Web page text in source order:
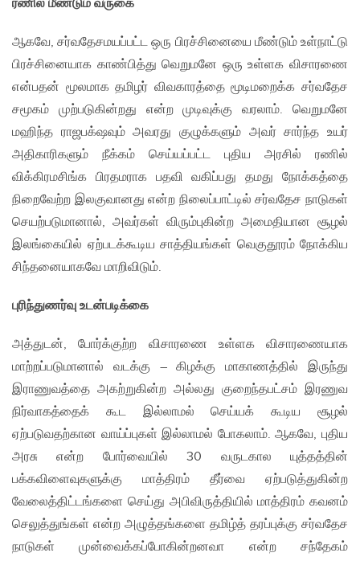
ரணில் மீண்டும் வருகை
ஆகவே, சர்வதேசமயப்பட்ட ஒரு பிரச்சினையை மீண்டும் உள்நாட்டு
பிரச்சினையாக காண்பித்து வெறுமனே ஒரு உள்ளக விசாரணை
என்பதன் மூலமாக தமிழர் விவகாரத்தை மூடிமறைக்க சர்வதேச
சமூகம் முற்படுகின்றது என்ற முடிவுக்கு வரலாம். வெறுமனே
மஹிந்த ராஜபக்‌ஷவும் அவரது குழுக்களும் அவர் சார்ந்த உயர்
அதிகாரிகளும் நீக்கம் செய்யப்பட்ட புதிய அரசில் ரணில்
விக்கிரமசிங்க பிரதமராக பதவி வகிப்பது தமது நோக்கத்தை
நிறைவேற்ற இலகுவானது என்ற நிலைப்பாட்டில் சர்வதேச நாடுகள்
செயற்படுமானால், அவர்கள் விரும்புகின்ற அமைதியான சூழல்
இலங்கையில் ஏற்படக்கூடிய சாத்தியங்கள் வெகுதூரம் நோக்கிய
சிந்தனையாகவே மாறிவிடும்.
புரிந்துணர்வு உடன்படிக்கை
அத்துடன், போர்க்குற்ற விசாரணை உள்ளக விசாரணையாக
மாற்றப்படுமானால் வடக்கு – கிழக்கு மாகாணத்தில் இருந்து
இராணுவத்தை அகற்றுகின்ற அல்லது குறைந்தபட்சம் இரணுவ
நிர்வாகத்தைக் கூட இல்லாமல் செய்யக் கூடிய சூழல்
ஏற்படுவதற்கான வாய்ப்புகள் இல்லாமல் போகலாம். ஆகவே, புதிய
அரசு என்ற போர்வையில் 30 வருடகால யுத்தத்தின்
பக்கவிளைவுகளுக்கு மாத்திரம் தீர்வை ஏற்படுத்துகின்ற
வேலைத்திட்டங்களை செய்து அபிவிருத்தியில் மாத்திரம் கவனம்
செலுத்துங்கள் என்ற அழுத்தங்களை தமிழ்த் தரப்புக்கு சர்வதேச
நாடுகள் முன்வைக்கப்போகின்றனவா என்ற சந்தேகம்